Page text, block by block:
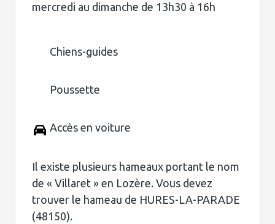
mercredi au dimanche de 13h30 à 16h
Chiens-guides
Poussette
Accès en voiture
Il existe plusieurs hameaux portant le nom
de « Villaret » en Lozère. Vous devez
trouver le hameau de HURES-LA-PARADE
(48150).